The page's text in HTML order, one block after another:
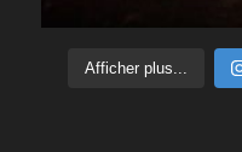
Afficher plus...